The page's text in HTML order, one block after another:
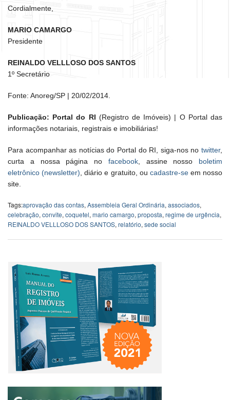
Cordialmente,
MARIO CAMARGO
Presidente
REINALDO VELLLOSO DOS SANTOS
1º Secretário
Fonte: Anoreg/SP | 20/02/2014.
Publicação: Portal do RI (Registro de Imóveis) | O Portal das
informações notariais, registrais e imobiliárias!
Para acompanhar as notícias do Portal do RI, siga-nos no twitter,
curta a nossa página no facebook, assine nosso boletim
eletrônico (newsletter) , diário e gratuito, ou cadastre-seem nosso
site.
Tags:aprovação das contas, Assembleia Geral Ordinária, associados,
celebração, convite, coquetel, mario camargo, proposta, regime de urgência,
REINALDO VELLLOSO DOS SANTOS, relatório, sede social